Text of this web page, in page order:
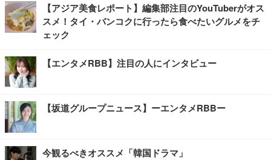
【アジア美食レポート】編集部注目のYouTuberがオス
スメ！タイ・バンコクに行ったら食べたいグルメをチ
ェック
【エンタメRBB】注目の人にインタビュー
【坂道グループニュース】ーエンタメRBBー
今観るべきオススメ「韓国ドラマ」